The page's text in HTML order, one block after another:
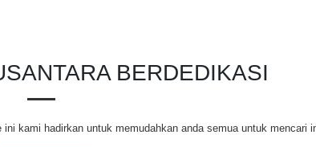
BERDEDIKASI
kami hadirkan untuk memudahkan anda semua untuk mencari